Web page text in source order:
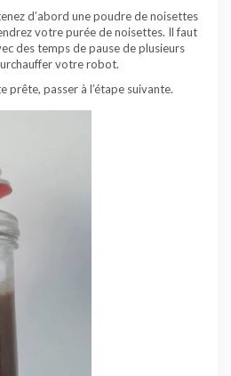
d’abord une poudre de noisettes
votre purée de noisettes. Il faut
des temps de pause de plusieurs
votre robot.
prête, passer à l’étape suivante.